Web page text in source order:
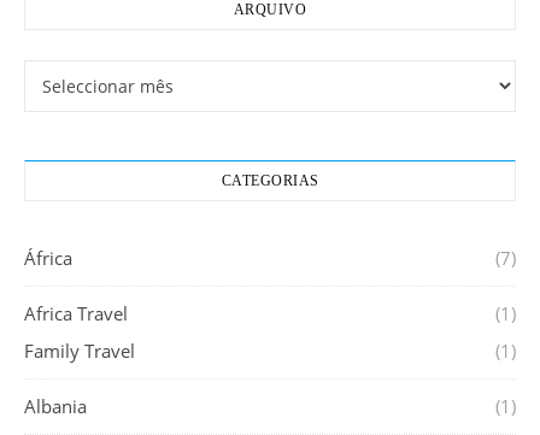
ARQUIVO
Arquivo
CATEGORIAS
África (7)
Africa Travel
(1)
Family Travel
(1)
Albania (1)